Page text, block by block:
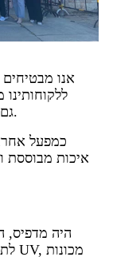
הסמכת FSC ו-BSCI גם הן כבוד גדול עבורנו.
כמפעל
איכות מבוססת
היה מדפיס,